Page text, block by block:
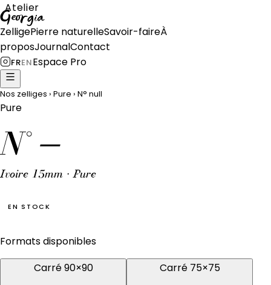
Atelier
Georgia
ZelligePierre naturelleSavoir-faireÀ
proposJournalContact
FRENEspace Pro
Nos zelliges › Pure › N° null
Pure
N° —
Ivoire 15mm · Pure
EN STOCK
Formats disponibles
Carré 90×90
Carré 75×75